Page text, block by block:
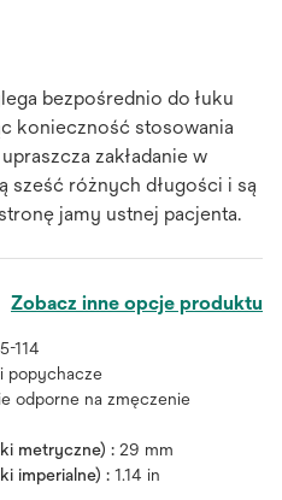
bezpośrednio do łuku
konieczność stosowania
zakładanie w
sześć różnych długości i są
jamy ustnej pacjenta.
Zobacz inne opcje produktu
114
popychacze
odporne na zmęczenie
metryczne) : 29 mm
imperialne) : 1.14 in